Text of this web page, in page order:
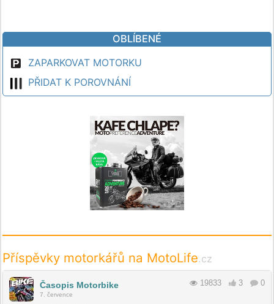
OBLÍBENÉ
ZAPARKOVAT MOTORKU
PŘIDAT K POROVNÁNÍ
Příspěvky motorkářů na MotoLife.cz
Časopis Motorbike
7. července
19833 3 0